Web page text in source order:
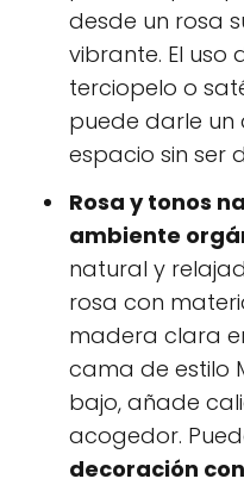
desde un rosa
vibrante. El uso
terciopelo o
puede darle un
espacio sin ser
Rosa y tonos
ambiente
natural y
rosa con
madera clara
cama de estilo
bajo, añade
acogedor.
decoración